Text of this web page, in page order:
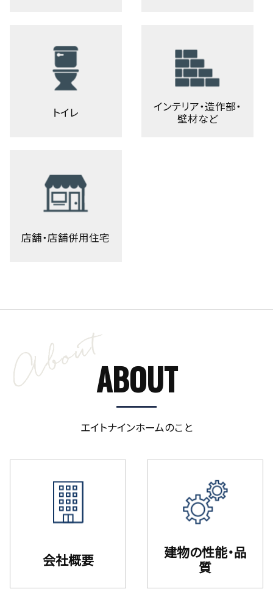
トイレ
インテリア・造作部・
壁材など
店舗・店舗併用住宅
ABOUT
エイトナインホームのこと
会社概要
建物の性能・品
質